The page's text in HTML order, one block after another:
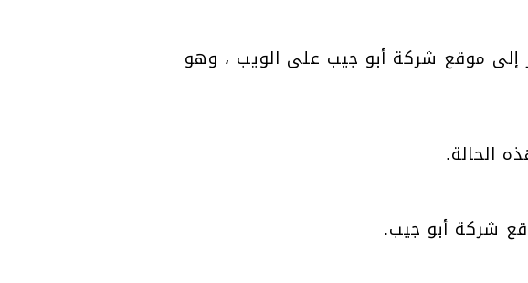
إلى موقع شركة أبو جيب على الويب ، وهو
الحالة.
شركة أبو جيب.